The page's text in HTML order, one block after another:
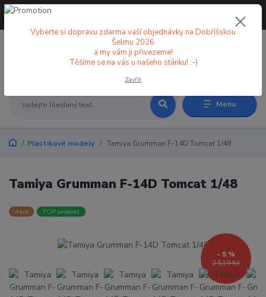
Menu
+420 773 998 582
Plastikové modely Tamiya Grumman F-14D Tomcat 1/48
Tamiya Grumman F-14D Tomcat 1/48
Akce TOP produkt
2 519 Kč
- 5 %
Vyberte si dopravu zdarma vaší objednávky na Dobříšskou
Šelmu 2026
a my vám ji přivezeme!
Těšíme se na vás u našeho stánku! :-)
Zavřít